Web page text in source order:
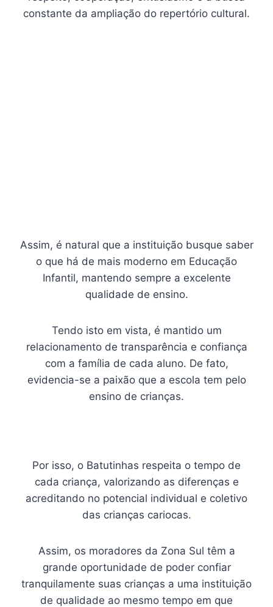
constante da ampliação do repertório cultural.
Assim, é natural que a instituição busque saber
o que há de mais moderno em Educação
Infantil, mantendo sempre a excelente
qualidade de ensino.
Tendo isto em vista, é mantido um
relacionamento de transparência e confiança
com a família de cada aluno. De fato,
evidencia-se a paixão que a escola tem pelo
ensino de crianças.
Por isso, o Batutinhas respeita o tempo de
cada criança, valorizando as diferenças e
acreditando no potencial individual e coletivo
das crianças cariocas.
Assim, os moradores da Zona Sul têm a
grande oportunidade de poder confiar
tranquilamente suas crianças a uma instituição
de qualidade ao mesmo tempo em que